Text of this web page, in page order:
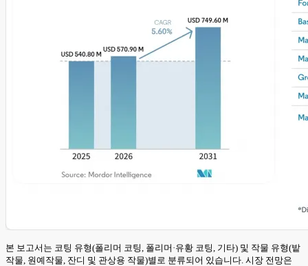
본 보고서는 코팅 유형(폴리머 코팅, 폴리머·유황 코팅, 기타) 및 작물 유형(밭
작물, 원예작물, 잔디 및 관상용 작물)별로 분류되어 있습니다. 시장 전망은